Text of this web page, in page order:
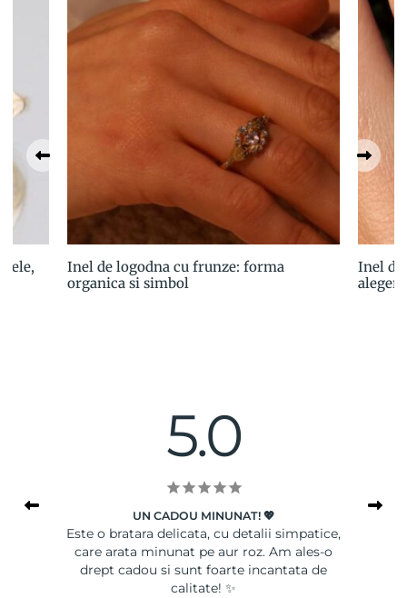
Inel de logodna cu frunze: forma
organica si simbol
Inel de
alegere
5.0
UN CADOU MINUNAT! 💖
Este o bratara delicata, cu detalii simpatice,
care arata minunat pe aur roz. Am ales-o
drept cadou si sunt foarte incantata de
calitate! ✨